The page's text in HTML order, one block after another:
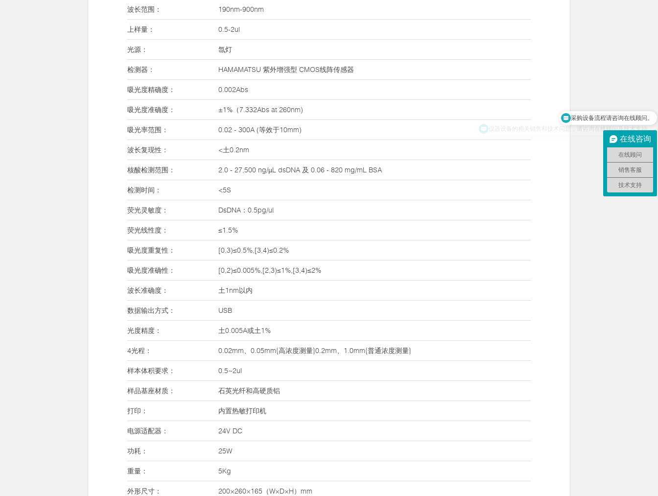
波长范围： 190nm-900nm
上样量： 0.5-2ul
光源： 氙灯
检测器： HAMAMATSU 紫外增强型 CMOS线阵传感器
吸光度精确度： 0.002Abs
吸光度准确度： ±1%（7.332Abs at 260nm)
吸光率范围： 0.02 - 300A (等效于10mm)
波长复现性： <土0.2nm
核酸检测范围： 2.0 - 27,500 ng/µL dsDNA 及 0.06 - 820 mg/mL BSA
检测时间： <5S
荧光灵敏度： DsDNA：0.5pg/ul
荧光线性度： ≤1.5%
吸光度重复性： [0,3)≤0.5%,[3,4)≤0.2%
吸光度准确性： [0,2)≤0.005%,[2,3)≤1%,[3,4)≤2%
波长准确度： 土1nm以内
数据输出方式： USB
光度精度： 土0.005A或土1%
4光程： 0.02mm、0.05mm{高浓度测量}0.2mm、1.0mm{普通浓度测量}
样本体积要求： 0.5~2ul
样品基座材质： 石英光纤和高硬质铝
打印： 内置热敏打印机
电源适配器： 24V DC
功耗： 25W
重量： 5Kg
外形尺寸： 200×260×165（W×D×H）mm
在线咨询
在线顾问
销售客服
技术支持
仪器设备的相关销售和技术问题，请咨询在线顾问及技术支持。